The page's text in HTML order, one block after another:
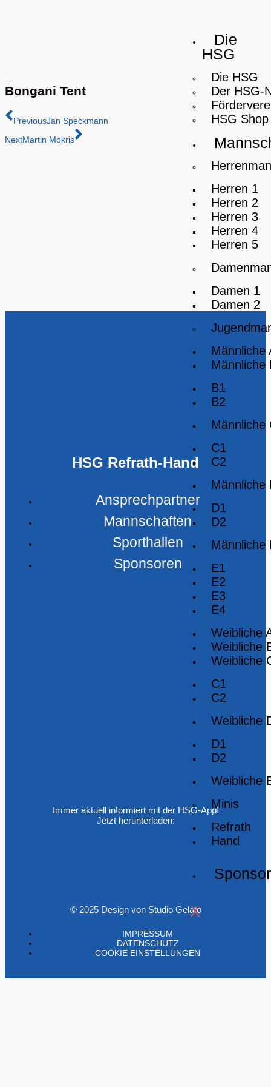
Die
HSG
Die HSG
Der HSG-
HSG Shop
Herren 1
Herren 2
Herren 3
Herren 4
Herren 5
Damen 1
Damen 2
Männliche
Männliche
B1
B2
Männliche
C1
C2
Männliche
D1
D2
Männliche
E1
E2
E3
E4
Weibliche
Weibliche
Weibliche
C1
C2
Weibliche
D1
D2
Weibliche
Minis
Refrath
Hand
X
Bongani Tent
PreviousJan Speckmann
NextMartin Mokris
HSG Refrath-Hand
Ansprechpartner
Mannschaften
Sporthallen
Sponsoren
Immer aktuell informiert mit der HSG-App!
Jetzt herunterladen:
© 2025 Design von Studio Gelato
IMPRESSUM
DATENSCHUTZ
COOKIE EINSTELLUNGEN